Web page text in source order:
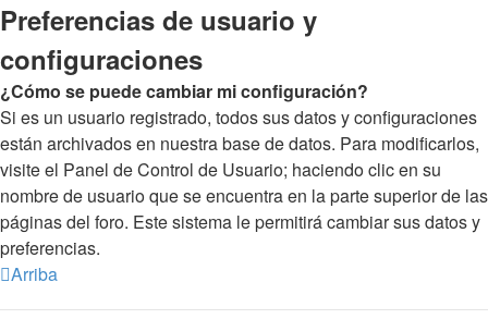
Preferencias de usuario y
configuraciones
¿Cómo se puede cambiar mi configuración?
Si es un usuario registrado, todos sus datos y configuraciones
están archivados en nuestra base de datos. Para modificarlos,
visite el Panel de Control de Usuario; haciendo clic en su
nombre de usuario que se encuentra en la parte superior de las
páginas del foro. Este sistema le permitirá cambiar sus datos y
preferencias.
Arriba